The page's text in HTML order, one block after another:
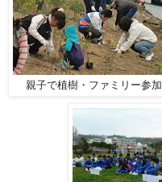
親子で植樹・ファミリー参加